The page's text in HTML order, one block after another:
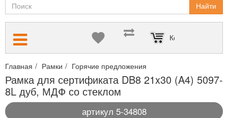
Найти
Корзина пуста
Главная Рамки Горячие предложения
Рамка для сертификата DB8 21x30 (A4) 5097-
8L дуб, МДФ со стеклом
артикул 5-34808